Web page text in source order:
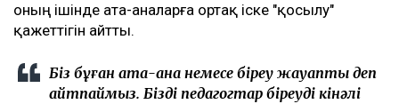
оның ішінде ата-аналарға ортақ іске "қосылу"
қажеттігін айтты.
Біз бұған ата-ана немесе біреу жауапты деп
айтпаймыз. Біздің педагогтар біреуді кінәлі